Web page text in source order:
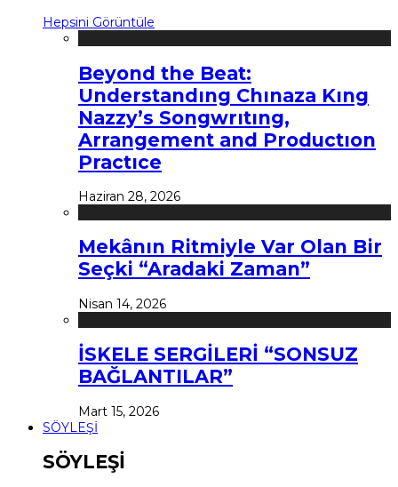
Hepsini Görüntüle
Beyond the Beat:
Understandıng Chınaza Kıng
Nazzy’s Songwrıtıng,
Arrangement and Productıon
Practıce
Haziran 28, 2026
Mekânın Ritmiyle Var Olan Bir
Seçki “Aradaki Zaman”
Nisan 14, 2026
İSKELE SERGİLERİ “SONSUZ
BAĞLANTILAR”
Mart 15, 2026
SÖYLEŞİ
SÖYLEŞİ